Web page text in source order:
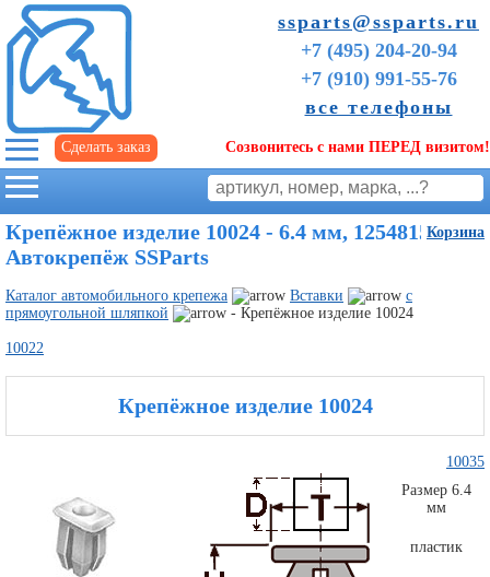
ssparts@ssparts.ru
+7 (495) 204-20-94
+7 (910) 991-55-76
все телефоны
Сделать заказ Созвонитесь с нами ПЕРЕД визитом!
Корзина
Крепёжное изделие 10024 - 6.4 мм, 1254815 |
Автокрепёж SSParts
Каталог автомобильного крепежа Вставки
с
прямоугольной шляпкой
- Крепёжное изделие 10024
10022
Крепёжное изделие 10024
10035
Размер 6.4
мм
пластик